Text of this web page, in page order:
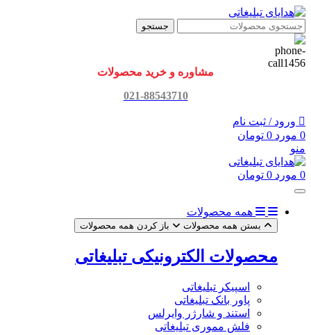
جستجو
مشاوره و خرید محصولات
021-88543710
ورود / ثبت نام
0 مورد 0 تومان
منو
0 مورد 0 تومان
همه محصولات
بستن همه محصولات باز کردن همه محصولات
محصولات الکترونیکی تبلیغاتی
اسپیکر تبلیغاتی
پاور بانک تبلیغاتی
استند و شارژر وایرلس
فلش مموری تبلیغاتی